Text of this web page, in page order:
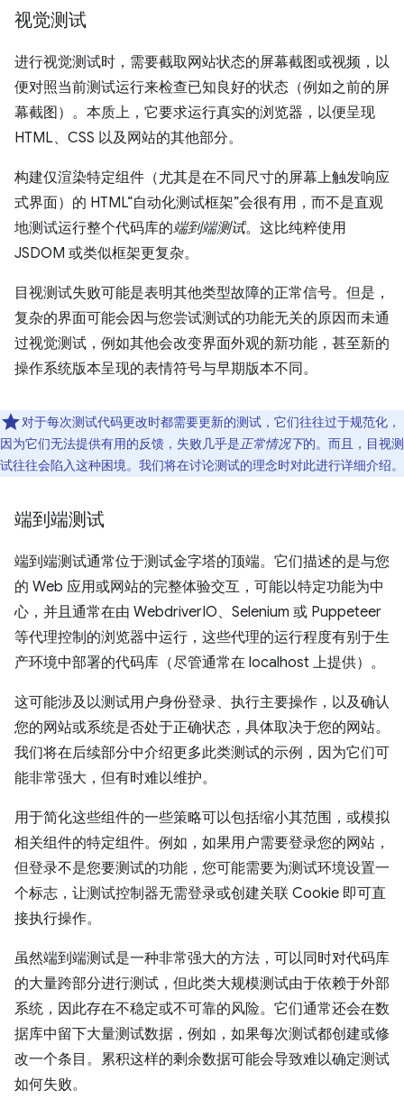
视觉测试
进行视觉测试时，需要截取网站状态的屏幕截图或视频，以
便对照当前测试运行来检查已知良好的状态（例如之前的屏
幕截图）。本质上，它要求运行真实的浏览器，以便呈现
HTML、CSS 以及网站的其他部分。
构建仅渲染特定组件（尤其是在不同尺寸的屏幕上触发响应
式界面）的 HTML“自动化测试框架”会很有用，而不是直观
地测试运行整个代码库的端到端测试。这比纯粹使用
JSDOM 或类似框架更复杂。
目视测试失败可能是表明其他类型故障的正常信号。但是，
复杂的界面可能会因与您尝试测试的功能无关的原因而未通
过视觉测试，例如其他会改变界面外观的新功能，甚至新的
操作系统版本呈现的表情符号与早期版本不同。
对于每次测试代码更改时都需要更新的测试，它们往往过于规范化，
因为它们无法提供有用的反馈，失败几乎是正常情况下的。而且，目视测
试往往会陷入这种困境。我们将在讨论测试的理念时对此进行详细介绍。
端到端测试
端到端测试通常位于测试金字塔的顶端。它们描述的是与您
的 Web 应用或网站的完整体验交互，可能以特定功能为中
心，并且通常在由 WebdriverIO、Selenium 或 Puppeteer
等代理控制的浏览器中运行，这些代理的运行程度有别于生
产环境中部署的代码库（尽管通常在 localhost 上提供）。
这可能涉及以测试用户身份登录、执行主要操作，以及确认
您的网站或系统是否处于正确状态，具体取决于您的网站。
我们将在后续部分中介绍更多此类测试的示例，因为它们可
能非常强大，但有时难以维护。
用于简化这些组件的一些策略可以包括缩小其范围，或模拟
相关组件的特定组件。例如，如果用户需要登录您的网站，
但登录不是您要测试的功能，您可能需要为测试环境设置一
个标志，让测试控制器无需登录或创建关联 Cookie 即可直
接执行操作。
虽然端到端测试是一种非常强大的方法，可以同时对代码库
的大量跨部分进行测试，但此类大规模测试由于依赖于外部
系统，因此存在不稳定或不可靠的风险。它们通常还会在数
据库中留下大量测试数据，例如，如果每次测试都创建或修
改一个条目。累积这样的剩余数据可能会导致难以确定测试
如何失败。